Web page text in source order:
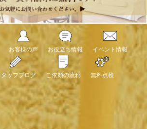
お客様の声 お役立ち情報 イベント情報
タッフブログ ご依頼の流れ 無料点検